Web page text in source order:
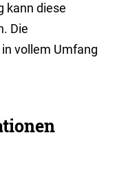
kann diese
Die
vollem Umfang